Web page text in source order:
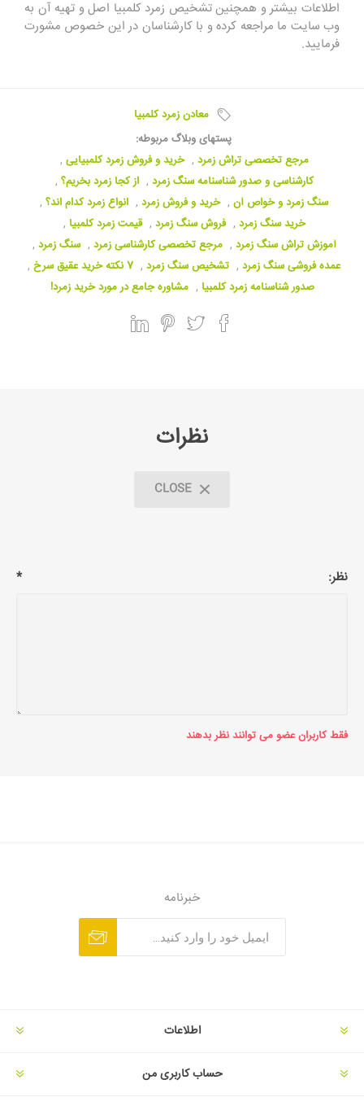
اطلاعات بیشتر و همچنین تشخیص زمرد کلمبیا اصل و تهیه آن به
وب سایت ما مراجعه کرده و با کارشناسان در این خصوص مشورت
فرمایید.
معادن زمرد کلمبیا
پستهای وبلاگ مربوطه:
مرجع تخصصی تراش زمرد , خرید و فروش زمرد کلمبیایی ,
کارشناسی و صدور شناسنامه سنگ زمرد , از کجا زمرد بخریم؟ ,
سنگ زمرد و خواص آن , خرید و فروش زمرد , انواع زمرد کدام اند؟ ,
خرید سنگ زمرد , فروش سنگ زمرد , قیمت زمرد کلمبیا ,
آموزش تراش سنگ زمرد , مرجع تخصصی کارشناسی زمرد , سنگ زمرد ,
عمده فروشی سنگ زمرد , تشخیص سنگ زمرد , 7 نکته خرید عقیق سرخ
,
صدور شناسنامه زمرد کلمبیا , مشاوره جامع در مورد خرید زمرد!
نظرات
CLOSE
نظر: *
فقط کاربران عضو می توانند نظر بدهند
خبرنامه
اطلاعات
حساب کاربری من